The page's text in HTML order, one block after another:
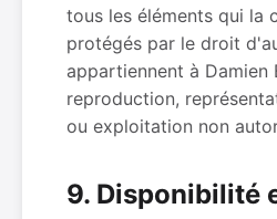
tous les éléments qui la
protégés par le droit
appartiennent à Damien
reproduction,
ou exploitation non
9. Disponibilité